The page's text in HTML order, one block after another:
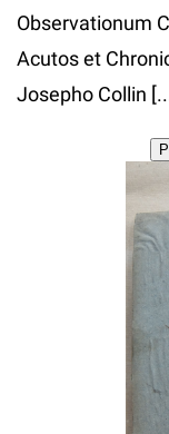
Observationum
Acutos et
Josepho Collin